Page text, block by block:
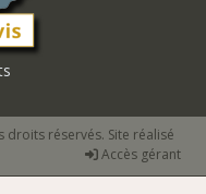
droits réservés. Site réalisé
Accès gérant